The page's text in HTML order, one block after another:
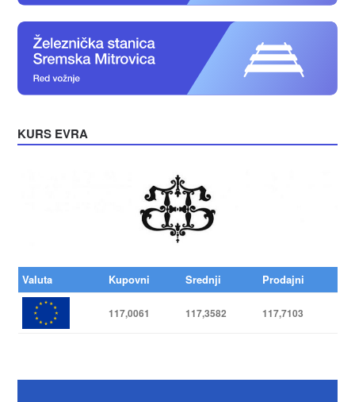
KURS EVRA
Valuta Kupovni Srednji Prodajni
117,0061 117,3582 117,7103